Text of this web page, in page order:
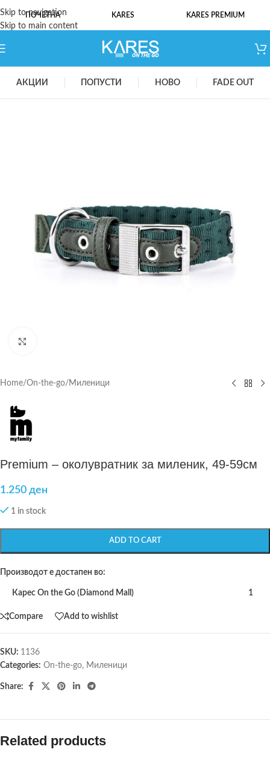
Skip to navigation
Skip to main content
ПОЧЕТНА KARES KARES PREMIUM
АКЦИИ ПОПУСТИ НОВО FADE OUT
Home/On-the-go/ Миленици
Premium – околувратник за миленик, 49-59см
1.250 ден
1 in stock
ADD TO CART
Производот е достапен во:
Карес On the Go (Diamond Mall) 1
Compare Add to wishlist
SKU: 1136
Categories: On-the-go, Миленици
Share:
Related products